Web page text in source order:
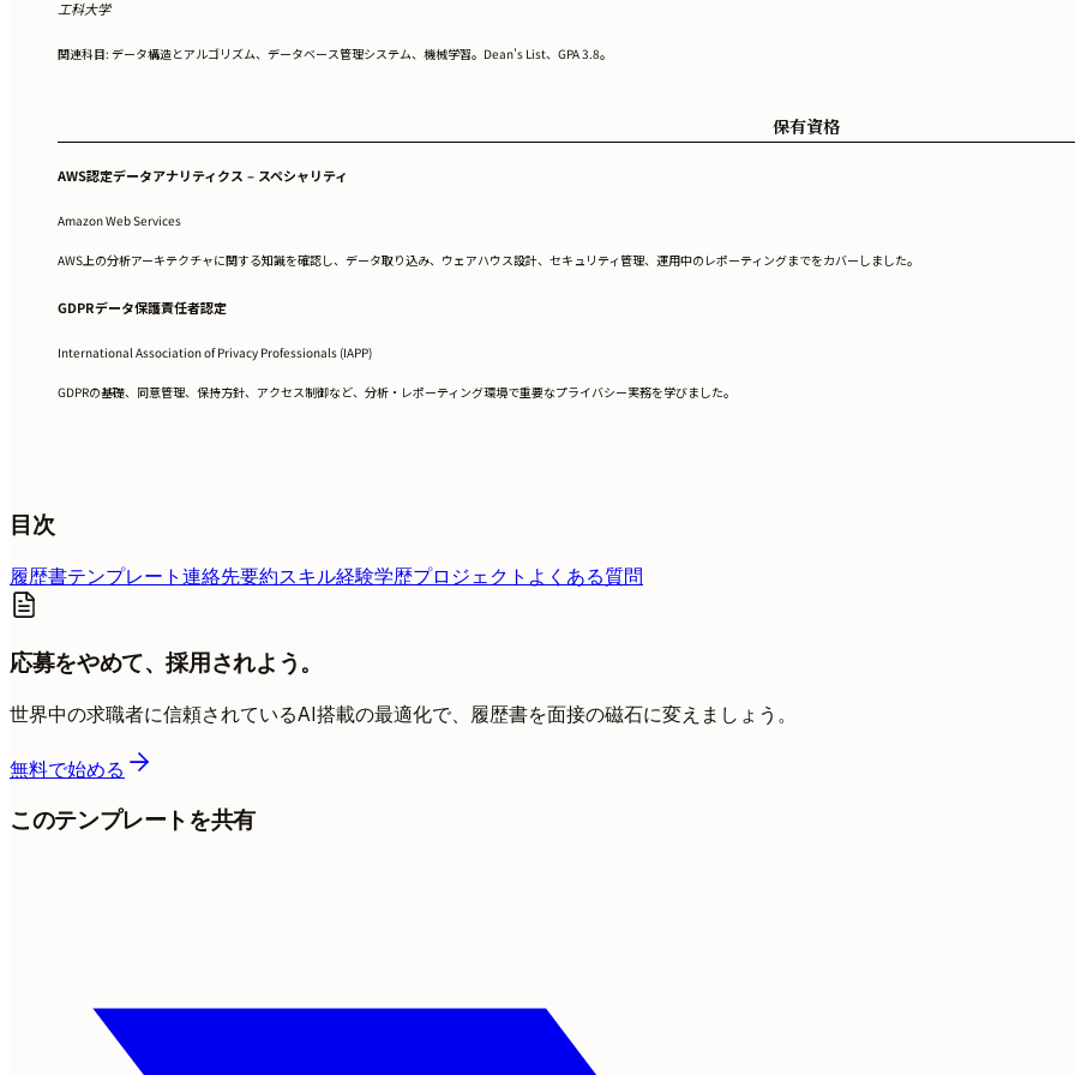
工科大学
関連科目: データ構造とアルゴリズム、データベース管理システム、機械学習。Dean's List、GPA 3.8。
保有資格
AWS認定データアナリティクス – スペシャリティ
Amazon Web Services
AWS上の分析アーキテクチャに関する知識を確認し、データ取り込み、ウェアハウス設計、セキュリティ管理、運用中のレポーティングまでをカバーしました。
GDPRデータ保護責任者認定
International Association of Privacy Professionals (IAPP)
GDPRの基礎、同意管理、保持方針、アクセス制御など、分析・レポーティング環境で重要なプライバシー実務を学びました。
目次
履歴書テンプレート連絡先要約スキル経験学歴プロジェクト よくある質問
応募をやめて、採用されよう。
世界中の求職者に信頼されているAI搭載の最適化で、履歴書を面接の磁石に変えましょう。
無料で始める
このテンプレートを共有